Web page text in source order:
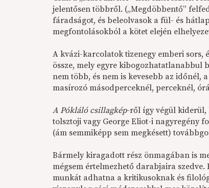
jelentősen többről. („Megdöbbentő”
fáradságot, és beleolvasok a fül- és
megfontolásokból a kötet elején
A kvázi-karcolatok tizenegy emberi sors,
össze, mely egyre kibogozhatatlanabbul
nem több, és nem is kevesebb az
masírozó másodperceknél, perceknél,
A Pókláló csillagkép-ről így végül kiderül,
tolsztoji vagy George Eliot-i nagyregény
(ám semmiképp sem megkésett)
Bármely kiragadott rész önmagában is
mégsem értelmezhető darabjaira
munkát adhatna a kritikusoknak és